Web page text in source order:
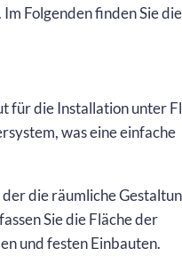
Folgenden finden Sie die
für die Installation unter
was eine einfache
die räumliche
Sie die Fläche der
und festen Einbauten.